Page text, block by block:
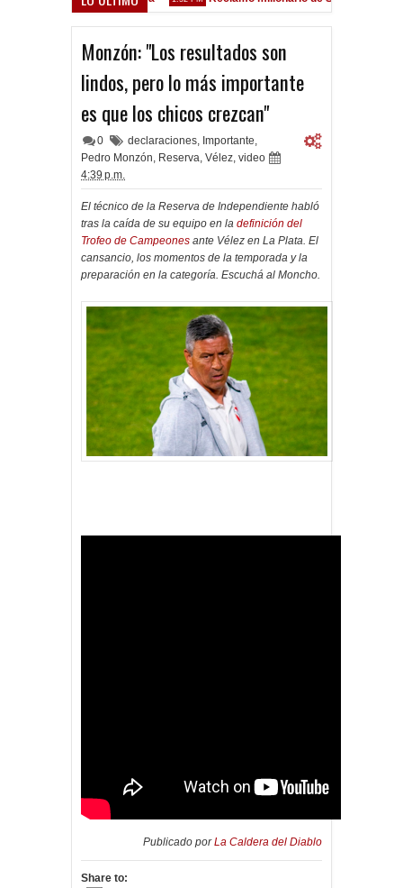
Monzón: "Los resultados son
lindos, pero lo más importante
es que los chicos crezcan"
0 declaraciones, Importante,
Pedro Monzón, Reserva, Vélez, video
4:39 p.m.
El técnico de la Reserva de Independiente habló
tras la caída de su equipo en la definición del
Trofeo de Campeones ante Vélez en La Plata. El
cansancio, los momentos de la temporada y la
preparación en la categoría. Escuchá al Moncho.
Publicado porLa Caldera del Diablo
Share to: